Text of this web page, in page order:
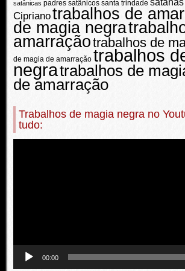
satânicas padres satânicos santa trindade satanás
Ciprianotrabalhos de
de magia negra
amarraçãotrabalhos de
de magia de amarração trabalhos
negratrabalhos de
de amarração
Trabalhos de magia negra no
tudo:
00:00